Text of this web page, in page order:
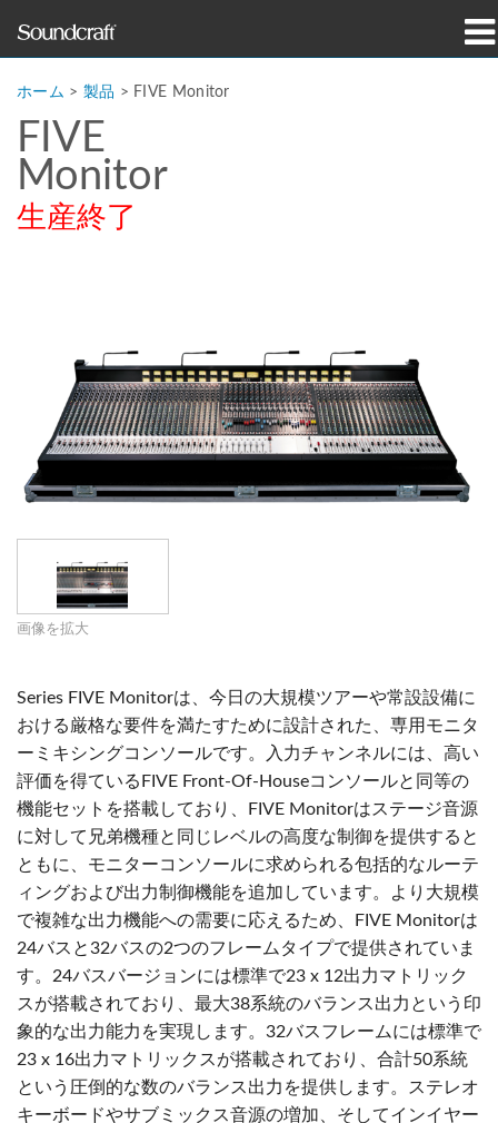
導入事例とニュース
購入先
言語/地域
ホーム > 製品 > FIVE Monitor
FIVE
Monitor
生産終了
画像を拡大
Series FIVE Monitorは、今日の大規模ツアーや常設設備に
おける厳格な要件を満たすために設計された、専用モニタ
ーミキシングコンソールです。入力チャンネルには、高い
評価を得ているFIVE Front-Of-Houseコンソールと同等の
機能セットを搭載しており、FIVE Monitorはステージ音源
に対して兄弟機種と同じレベルの高度な制御を提供すると
ともに、モニターコンソールに求められる包括的なルーテ
ィングおよび出力制御機能を追加しています。より大規模
で複雑な出力機能への需要に応えるため、FIVE Monitorは
24バスと32バスの2つのフレームタイプで提供されていま
す。24バスバージョンには標準で23 x 12出力マトリック
スが搭載されており、最大38系統のバランス出力という印
象的な出力能力を実現します。32バスフレームには標準で
23 x 16出力マトリックスが搭載されており、合計50系統
という圧倒的な数のバランス出力を提供します。ステレオ
キーボードやサブミックス音源の増加、そしてインイヤー